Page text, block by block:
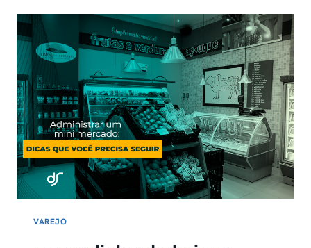
SUPERMERCADO:
O
PLANO
CABE
NOS
14
DIAS
FINAIS
VAREJO